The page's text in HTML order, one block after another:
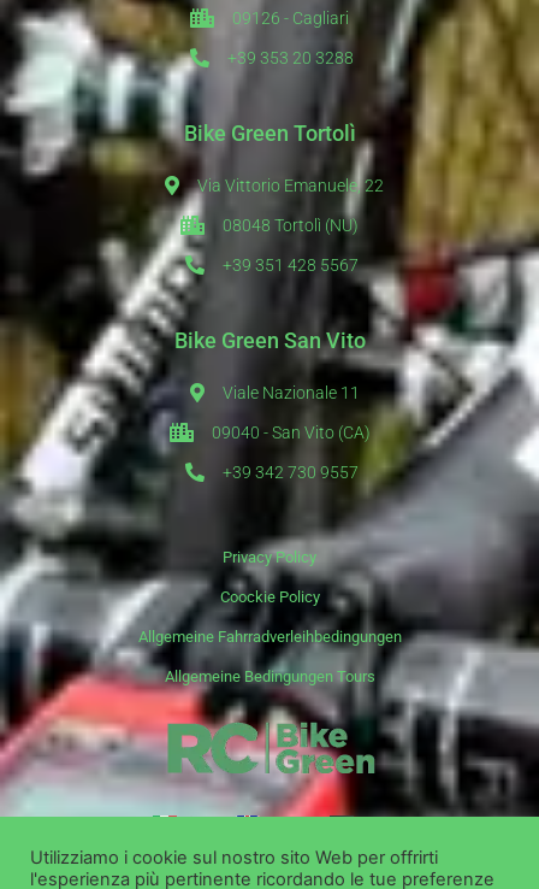
09126 - Cagliari
+39 353 20 3288
Bike Green Tortolì
Via Vittorio Emanuele, 22
08048 Tortolì (NU)
+39 351 428 5567
Bike Green San Vito
Viale Nazionale 11
09040 - San Vito (CA)
+39 342 730 9557
Privacy Policy
Coockie Policy
Allgemeine Fahrradverleihbedingungen
Allgemeine Bedingungen Tours
it en de
Utilizziamo i cookie sul nostro sito Web per offrirti
l'esperienza più pertinente ricordando le tue preferenze